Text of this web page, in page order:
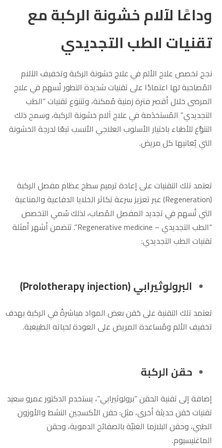
وداعًا لآلام خشونة الركبة مع
تقنيات الطب التجديدي
نجح تخصص علاج الألم في علاج خشونة الركبة وتخفيف الآلام
المُصاحبة لها اعتمادًا على تقنيات شديدة التطور تُسهم في علاج
المرضى خلال أقصر فترة زمنية مُمكنة، وتتنوع تقنيات “الطب
التجديدي” المُستخدَمة في علاج آلام خشونة الركبة، وسمح ذلك
التنوُّع للأطباء باختيار الأسلوب العلاجي الأنسب تبعًا لدرجة الخشونة
التي يُعانيها كل مريض.
تعتمد تلك التقنيات على إعادة ترميم سطح عظام مفصل الركبة
(Regeneration) عبر تعزيز سرعة تكاثر الخلايا الدفاعية والمناعية
التي تُسهم في تجديد المفصل المُصاب، لذلك سُمي التخصص
“الطب التجديدي – Regenerative medicine”. تتضمن أشهر أمثلة
تقنيات الطب التجديدي:
البرولوثيرابي (Prolotherapy injection)
تعتمد تلك التقنية على حَقن بعض المواد مباشرةً في الركبة بهدف
تخفيف الألم ومُساعدة المريض على العودة لحياته الطبيعية.
حقن الركبة
إضافة إلى تقنية الحقن “برولوثيرابي”، يستخدم الدكتور عمرو سعيد
تقنيات حَقن حديثة أخرى، مثل: حقن الأكسجين النشط والأوزون
الطبي، وحقن البلازما الغنيّة بالصفائح الدموية، وحقن
الماغنيسيوم.